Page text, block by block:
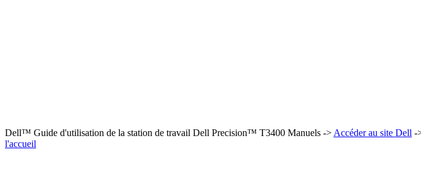
Dell™ Guide d'utilisation de la station de travail Dell Precision™ T3400 Manuels -> Accéder au site Dell -
l'accueil